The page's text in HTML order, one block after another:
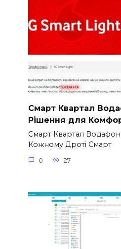
Смарт Квартал
Рішення для
Смарт Квартал Водафон:
Кожному Дроті Смарт
0 27